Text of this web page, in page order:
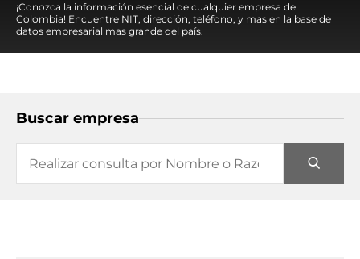
¡Conozca la información esencial de cualquier empresa de
Colombia! Encuentre NIT, dirección, teléfono, y mas en la base de
datos empresarial mas grande del país.
Buscar empresa